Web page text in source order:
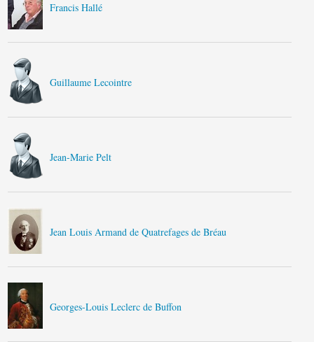
Francis Hallé
Guillaume Lecointre
Jean-Marie Pelt
Jean Louis Armand de Quatrefages de Bréau
Georges-Louis Leclerc de Buffon